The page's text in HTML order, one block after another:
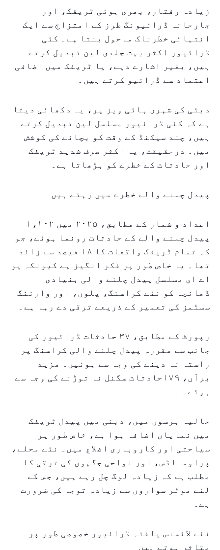
زیادہ رفتار، بھری ہوئی ٹریفک، اور
جارحانہ ڈرائیونگ طرز کے امتزاج سے ایک
انتہائی خطرناک ماحول بنتا ہے۔ کئی
ڈرائیور اکثر بہت جلدی لین تبدیل کرتے
ہیں، بغیر اشارے دیے، یا ٹریفک میں اضافی
اعتماد سے ڈرائیو کرتے ہیں۔
دبئی کی شہری ہائی ویز پر، یہ دکھائی دیتا
ہے کہ کئی ڈرائیور مسلسل لین تبدیل کرتے
ہیں، چند سیکنڈ کے وقت کو بچانے کی کوشش
میں۔ درحقیقت، یہ اکثر صرف شدید ٹریفک
اور حادثات کے خطرے کو بڑھاتا ہے۔
پیدل چلنے والے خطرے میں رہتے ہیں
اعداد و شمار کے مطابق، ۲۰۲۵ میں ۱،۱۰۲
پیدل چلنے والے کے حادثات رونما ہوئے، جو
کہ تمام ٹریفک واقعات کا ۱۸ فیصد سے زائد
تھا۔ یہ خاص طور پر فکر انگیز ہے کیونکہ یو
اے ای مسلسل پیدل چلنے والی بنیادی
ڈھانچہ کو نئے کراسنگ، پلوں، اور وارننگ
سسٹمز کی تعمیر کے ذریعے ترقی دے رہا ہے۔
رپورٹ کے مطابق، ۳۷ حادثات ڈرائیور کی
جانب سے مقررہ پیدل چلنے والی کراسنگ پر
راستہ نہ دینے کی وجہ سے ہوئیں۔ مزید
برآں، ۱۷۹حادثات سگنل نہ توڑنے کی وجہ سے
ہوئے۔
حالیہ برسوں میں، دبئی میں پیدل ٹریفک
میں نمایاں اضافہ ہوا ہے، خاص طور پر
سیاحتی اور کاروباری اضلاع میں۔ نئے محلے،
پراومناڈس، اور نواحی جگہوں کی ترقی کا
مطلب ہے کہ زیادہ لوگ چل رہے ہیں، جس کے
لئے موٹر سواروں سے زیادہ توجہ کی ضرورت
ہے۔
نئے لائسنس یافتہ ڈرائیور خصوصی طور پر
متاثر ہوتے ہیں